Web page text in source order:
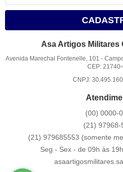
Asa Artigos Militares
Avenida Marechal Fontenelle, 101 -
CEP: 21740-
CNPJ:
(00) 0000-
(21) 97968-
(21) 979685553 (somente
Seg - Sex - de 09h às